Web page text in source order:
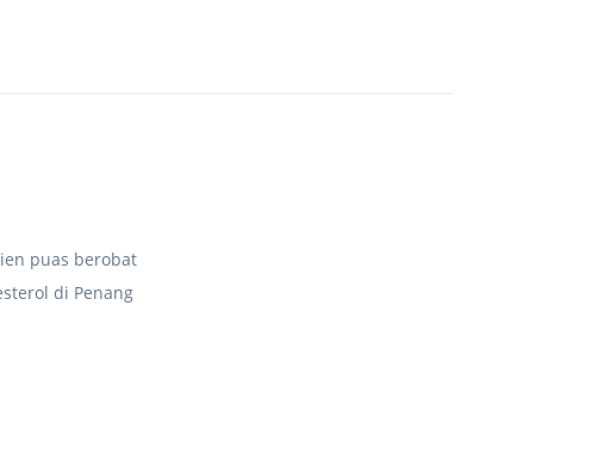
puas berobat
di Penang